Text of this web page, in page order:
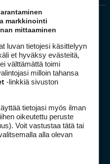
markkinointi
mittaaminen
luvan tietojesi käsittelyyn
et hyväksy evästeitä,
välttämättä toimi
milloin tahansa
-linkkiä sivuston
tietojasi myös ilman
oikeutettu peruste
Voit vastustaa tätä tai
alla olevan